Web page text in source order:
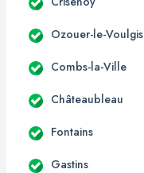
Ozouer-le-Voulgis
Combs-la-Ville
Châteaubleau
Fontains
Gastins